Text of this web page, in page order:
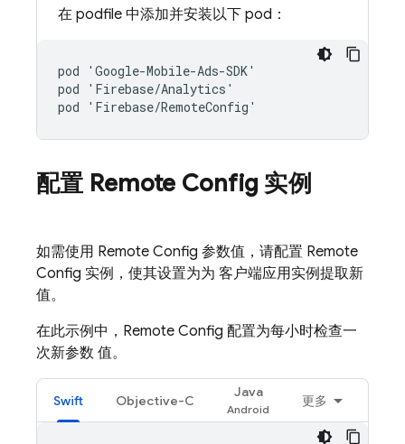
在 podfile 中添加并安装以下 pod：
pod 'Google-Mobile-Ads-SDK'
pod 'Firebase/Analytics'
配置 Remote Config 实例
如需使用 Remote Config 参数值，请配置 Remote
Config 实例，使其设置为为 客户端应用实例提取新
值。
在此示例中， Remote Config 配置为每小时检查一
次新参数 值。
Swift Objective-C
Java
更多